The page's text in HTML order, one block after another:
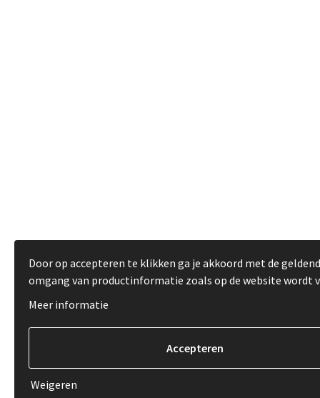
Door op accepteren te klikken ga je akkoord met de
omgang van productinformatie zoals op de website wordt
Meer informatie
Weigeren